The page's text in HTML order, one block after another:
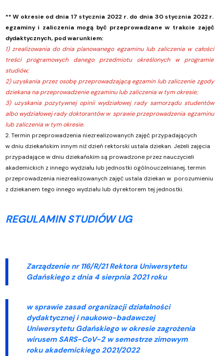
** W okresie od dnia 17 stycznia 2022 r. do dnia 30 stycznia 2022 r.
egzaminy i zaliczenia mogą być przeprowadzane w trakcie zajęć
dydaktycznych, pod warunkiem:
1) zrealizowania do dnia planowanego egzaminu lub zaliczenia w całości
treści programowych danego przedmiotu określonych w programie
studiów;
2) uzyskania przez osobę przeprowadzającą egzamin lub zaliczenie zgody
dziekana na przeprowadzenie egzaminu lub zaliczenia w tym okresie;
3) uzyskania pozytywnej opinii wydziałowej rady samorządu studentów
albo wydziałowej rady doktorantów w sprawie przeprowadzenia egzaminu
lub zaliczenia w tym okresie.
2. Termin przeprowadzenia niezrealizowanych zajęć przypadających
w dniu dziekańskim innym niż dzień rektorski ustala dziekan. Jeżeli zajęcia
przypadające w dniu dziekańskim są prowadzone przez nauczycieli
akademickich z innego wydziału lub jednostki ogólnouczelnianej, termin
przeprowadzenia niezrealizowanych zajęć ustala dziekan w porozumieniu
z dziekanem tego innego wydziału lub dyrektorem tej jednostki.
REGULAMIN STUDIÓW UG
Zarządzenie nr 116/R/21 Rektora Uniwersytetu
Gdańskiego z dnia4 sierpnia 2021 roku
w sprawie zasad organizacji działalności
dydaktycznej i naukowo-badawczej
Uniwersytetu Gdańskiego w okresie zagrożenia
wirusem SARS-CoV-2 w semestrze zimowym
roku akademickiego 2021/2022